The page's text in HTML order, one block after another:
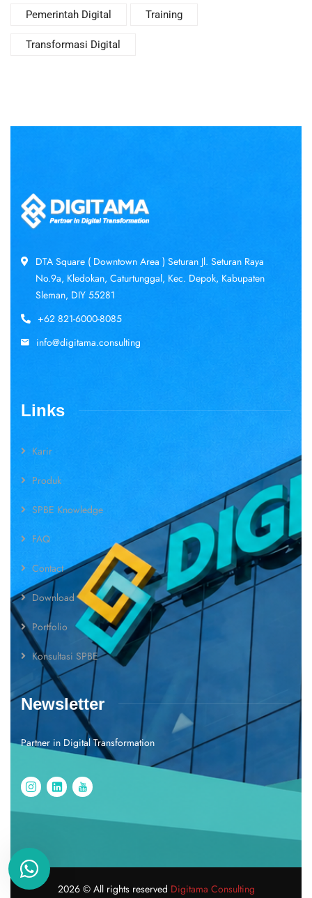
Pemerintah Digital Training
Transformasi Digital
DTA Square ( Downtown Area ) Seturan Jl. Seturan Raya
No.9a, Kledokan, Caturtunggal, Kec. Depok, Kabupaten
Sleman, DIY 55281
+62 821-6000-8085
info@digitama.consulting
Links
Karir
Produk
SPBE Knowledge
FAQ
Contact
Download
Portfolio
Konsultasi SPBE
Newsletter
Partner in Digital Transformation
2026© All rights reserved Digitama Consulting